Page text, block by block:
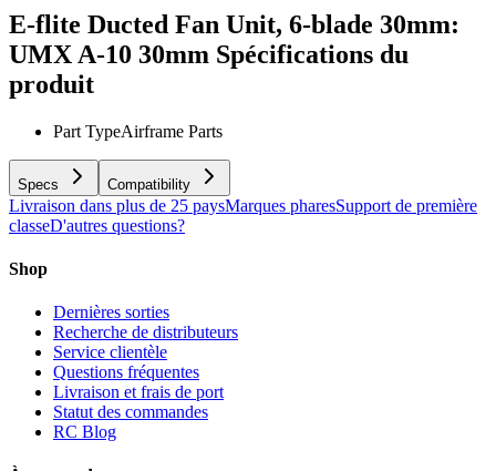
E-flite Ducted Fan Unit, 6-blade 30mm:
UMX A-10 30mm Spécifications du
produit
Part TypeAirframe Parts
Specs Compatibility
Livraison dans plus de 25 paysMarques pharesSupport de première
classeD'autres questions?
Shop
Dernières sorties
Recherche de distributeurs
Service clientèle
Questions fréquentes
Livraison et frais de port
Statut des commandes
RC Blog